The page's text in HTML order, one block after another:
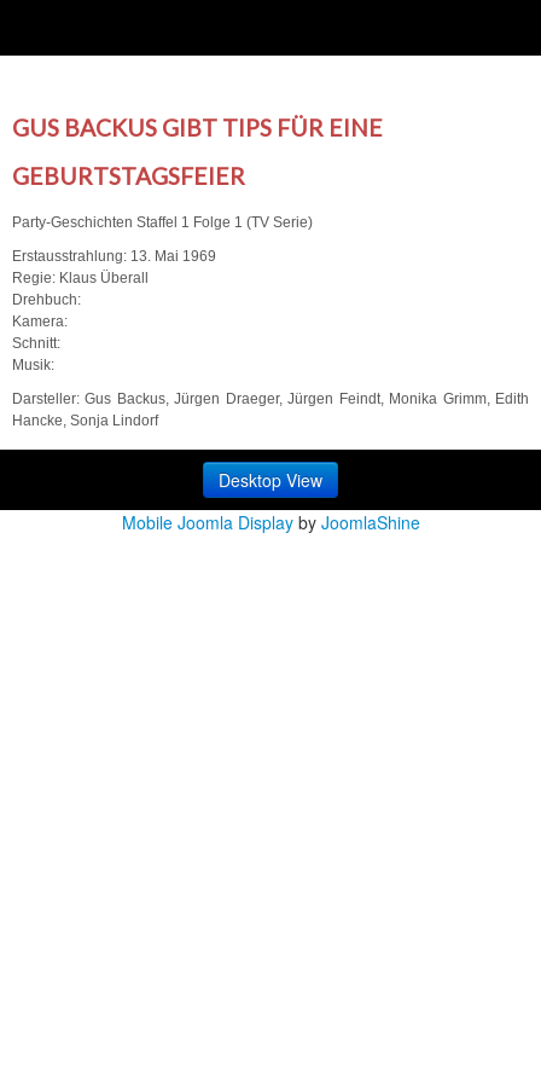
GUS BACKUS GIBT TIPS FÜR EINE
GEBURTSTAGSFEIER
Party-Geschichten Staffel 1 Folge 1 (TV Serie)
Erstausstrahlung: 13. Mai 1969
Regie: Klaus Überall
Drehbuch:
Kamera:
Schnitt:
Musik:
Darsteller: Gus Backus, Jürgen Draeger, Jürgen Feindt, Monika Grimm, Edith
Hancke, Sonja Lindorf
Desktop View
Mobile Joomla Displayby JoomlaShine